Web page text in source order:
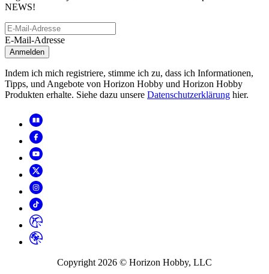
NEWS!
E-Mail-Adresse
Anmelden
Indem ich mich registriere, stimme ich zu, dass ich Informationen,
Tipps, und Angebote von Horizon Hobby und Horizon Hobby
Produkten erhalte. Siehe dazu unsere Datenschutzerklärung hier.
Copyright 2026 © Horizon Hobby, LLC